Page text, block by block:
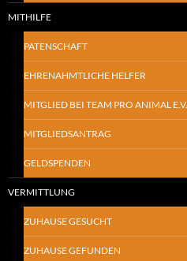
MITHILFE
PATENSCHAFT
EHRENAHMTLICHE HELFER
MITGLIED BEI TEAM PRO ANIMAL E.V.
MITGLIEDSANTRAG
GELDSPENDEN
VERMITTLUNG
ZUHAUSE GESUCHT
ZUHAUSE GEFUNDEN